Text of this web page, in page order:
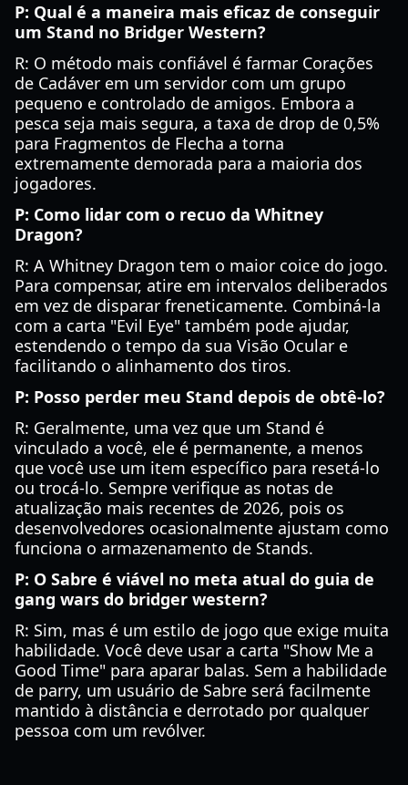
P: Qual é a maneira mais eficaz de conseguir
um Stand no Bridger Western?
R: O método mais confiável é farmar Corações
de Cadáver em um servidor com um grupo
pequeno e controlado de amigos. Embora a
pesca seja mais segura, a taxa de drop de 0,5%
para Fragmentos de Flecha a torna
extremamente demorada para a maioria dos
jogadores.
P: Como lidar com o recuo da Whitney
Dragon?
R: A Whitney Dragon tem o maior coice do jogo.
Para compensar, atire em intervalos deliberados
em vez de disparar freneticamente. Combiná-la
com a carta "Evil Eye" também pode ajudar,
estendendo o tempo da sua Visão Ocular e
facilitando o alinhamento dos tiros.
P: Posso perder meu Stand depois de obtê-lo?
R: Geralmente, uma vez que um Stand é
vinculado a você, ele é permanente, a menos
que você use um item específico para resetá-lo
ou trocá-lo. Sempre verifique as notas de
atualização mais recentes de 2026, pois os
desenvolvedores ocasionalmente ajustam como
funciona o armazenamento de Stands.
P: O Sabre é viável no meta atual do guia de
gang wars do bridger western?
R: Sim, mas é um estilo de jogo que exige muita
habilidade. Você deve usar a carta "Show Me a
Good Time" para aparar balas. Sem a habilidade
de parry, um usuário de Sabre será facilmente
mantido à distância e derrotado por qualquer
pessoa com um revólver.